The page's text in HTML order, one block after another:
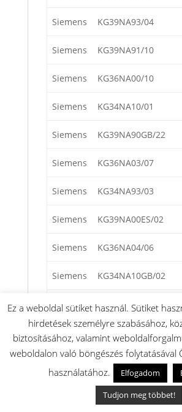
Siemens KG39NA93/04
Siemens KG39NA91/10
Siemens KG36NA00/10
Siemens KG34NA10/01
Siemens KG39NA90GB/22
Siemens KG36NA03/07
Siemens KG34NA93/03
Siemens KG39NA00ES/02
Siemens KG36NA04/06
Siemens KG34NA10GB/02
Siemens KG36NA00/22
Siemens KG36NA01/11
Siemens KG39NA70ES/01
KG36NA95/02
Ez a weboldal sütiket használ. Sütiket
hirdetések személyre szabásához,
biztosításához, valamint
weboldalon való böngészés folytatásával
használatához.
Elfogadom
Tudjon meg többet!